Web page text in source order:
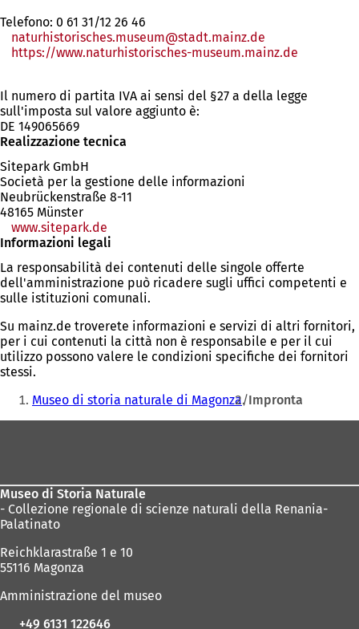
Telefono: 0 61 31/12 26 46
naturhistorisches.museum
stadt.mainz de
https://www.naturhistorisches-museum.mainz.de
in
una
nuova
scheda)
Il numero di partita IVA ai sensi del §27 a della legge
sull'imposta sul valore aggiunto è:
DE 149065669
Realizzazione tecnica
Sitepark GmbH
Società per la gestione delle informazioni
Neubrückenstraße 8-11
48165 Münster
www.sitepark.de
Informazioni legali
La responsabilità dei contenuti delle singole offerte
dell'amministrazione può ricadere sugli uffici competenti e
sulle istituzioni comunali.
Su mainz.de troverete informazioni e servizi di altri fornitori,
per i cui contenuti la città non è responsabile e per il cui
utilizzo possono valere le condizioni specifiche dei fornitori
stessi.
Siete
qui:
Museo di storia naturale di Magonza Impronta
Museo di Storia Naturale
- Collezione regionale di scienze naturali della Renania-
Palatinato
Reichklarastraße 1 e 10
55116 Magonza
Amministrazione del museo
+49 6131 122646